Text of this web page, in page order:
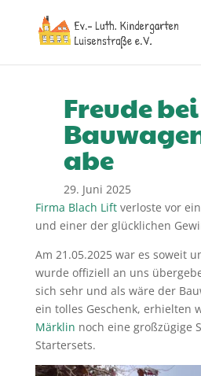
Freude bei
abe
29. Juni 2025
Firma Blach Liftverloste vor
und einer der glücklichen
Am 21.05.2025 war es soweit
wurde offiziell an uns
sich sehr und als wäre der
ein tolles Geschenk, erhielten
Märklin noch eine großzügige
Startersets.